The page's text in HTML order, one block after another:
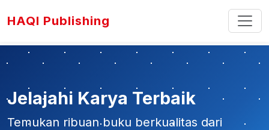
HAQI Publishing
Jelajahi Karya Terbaik
Temukan ribuan buku berkualitas dari